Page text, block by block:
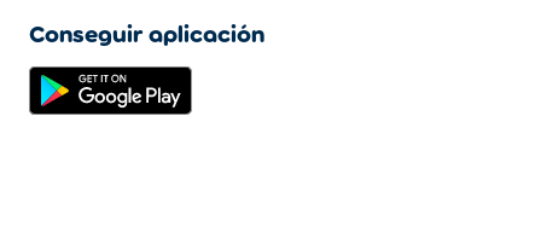
Conseguir aplicación